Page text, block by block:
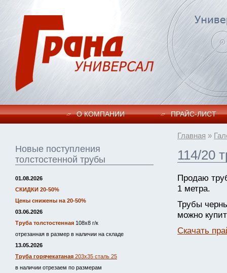
О КОМПАНИИ ПРАЙC-ЛИСТ
Новые поступления
толстостенной трубы
01.08.2026
СКИДКИ 20-50%
Цены снижены на 20-50%
03.06.2026
Труба толстостенная 108х8 г/к
отрезанная в размер в наличии на складе
13.05.2026
Труба горячекатаная 203х35 сталь 25
в наличии отрезаем по размерам
Главная »
114/20
Продаю
1 метра.
Трубы
можно
Скачать